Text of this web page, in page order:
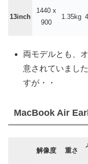
13inch
1440 x
900
1.35kg
両モデルとも、
意されていまし
すが・・
MacBook Air
解像度 重さ